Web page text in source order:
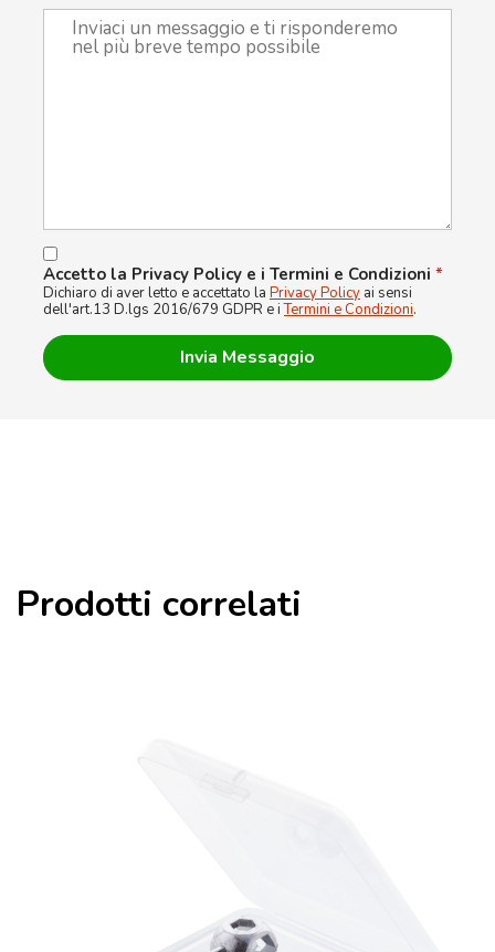
Accetto la Privacy Policy e i Termini e Condizioni *
Dichiaro di aver letto e accettato la Privacy Policy ai sensi
dell'art.13 D.lgs 2016/679 GDPR e iTermini e Condizioni.
Prodotti correlati